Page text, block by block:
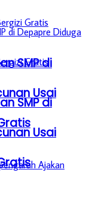
SMP di
Usai
SMP di
Usai